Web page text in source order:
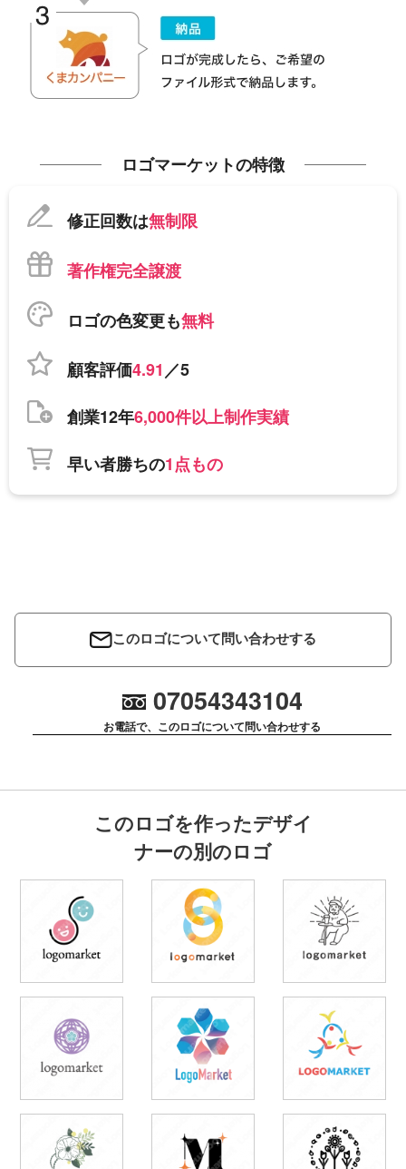
ロゴマーケットの特徴
修正回数は無制限
著作権完全譲渡
ロゴの色変更も無料
顧客評価4.91／5
創業12年6,000件以上制作実績
早い者勝ちの1点もの
このロゴについて問い合わせする
07054343104
お電話で、このロゴについて問い合わせする
このロゴを作ったデザイ
ナーの別のロゴ